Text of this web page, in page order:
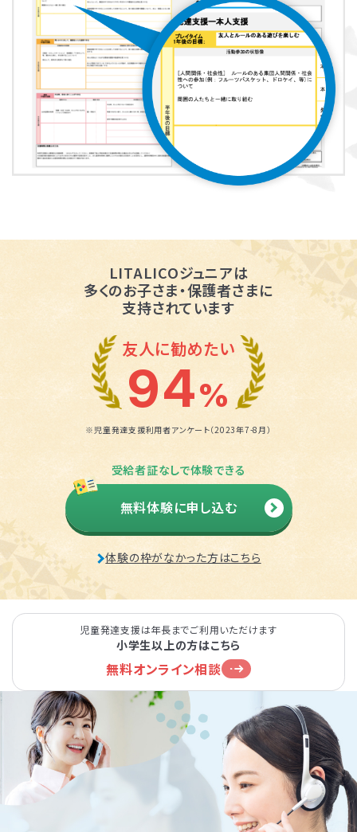
LITALICOジュニアは
多くのお子さま・保護者さまに
支持されています
友人に勧めたい
94%
※児童発達支援利用者アンケート（2023年7-8月）
受給者証なしで体験できる
無料体験に申し込む
体験の枠がなかった方はこちら
児童発達支援は年長までご利用いただけます
小学生以上の方はこちら
無料オンライン相談